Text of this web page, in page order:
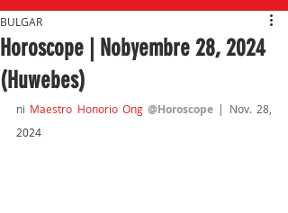
Horoscope | Nobyembre 28, 2024
(Huwebes)
BULGAR
ni Maestro Honorio Ong @Horoscope
2024